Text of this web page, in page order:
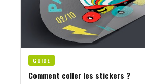
GUIDE
Comment coller les stickers ?